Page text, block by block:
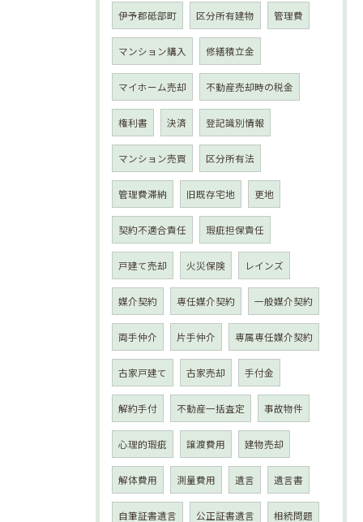
伊予郡砥部町 区分所有建物 管理費
マンション購入 修繕積立金
マイホーム売却 不動産売却時の税金
権利書 決済 登記識別情報
マンション売買 区分所有法
管理費滞納 旧既存宅地 更地
契約不適合責任 瑕疵担保責任
戸建て売却 火災保険 レインズ
媒介契約 専任媒介契約 一般媒介契約
両手仲介 片手仲介 専属専任媒介契約
古家戸建て 古家売却 手付金
解約手付 不動産一括査定 事故物件
心理的瑕疵 譲渡費用 建物売却
解体費用 測量費用 遺言 遺言書
自筆証書遺言 公正証書遺言 相続問題